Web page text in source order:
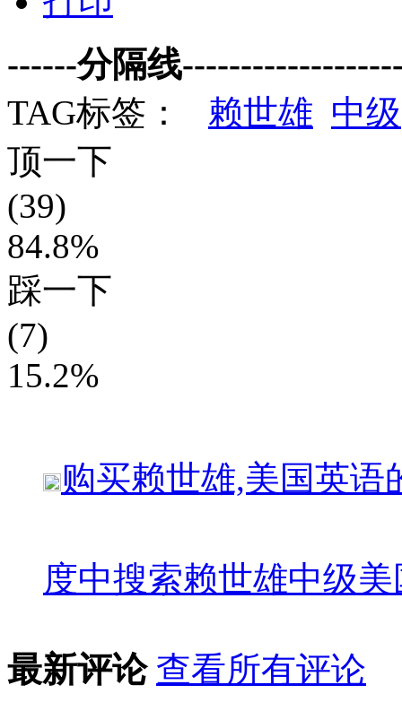
------分隔线
TAG标签：
赖世雄 中级
顶一下
(39)
84.8%
踩一下
(7)
15.2%
购买赖世雄,美国英语
度中搜索赖世雄中级
最新评论 查看所有评论